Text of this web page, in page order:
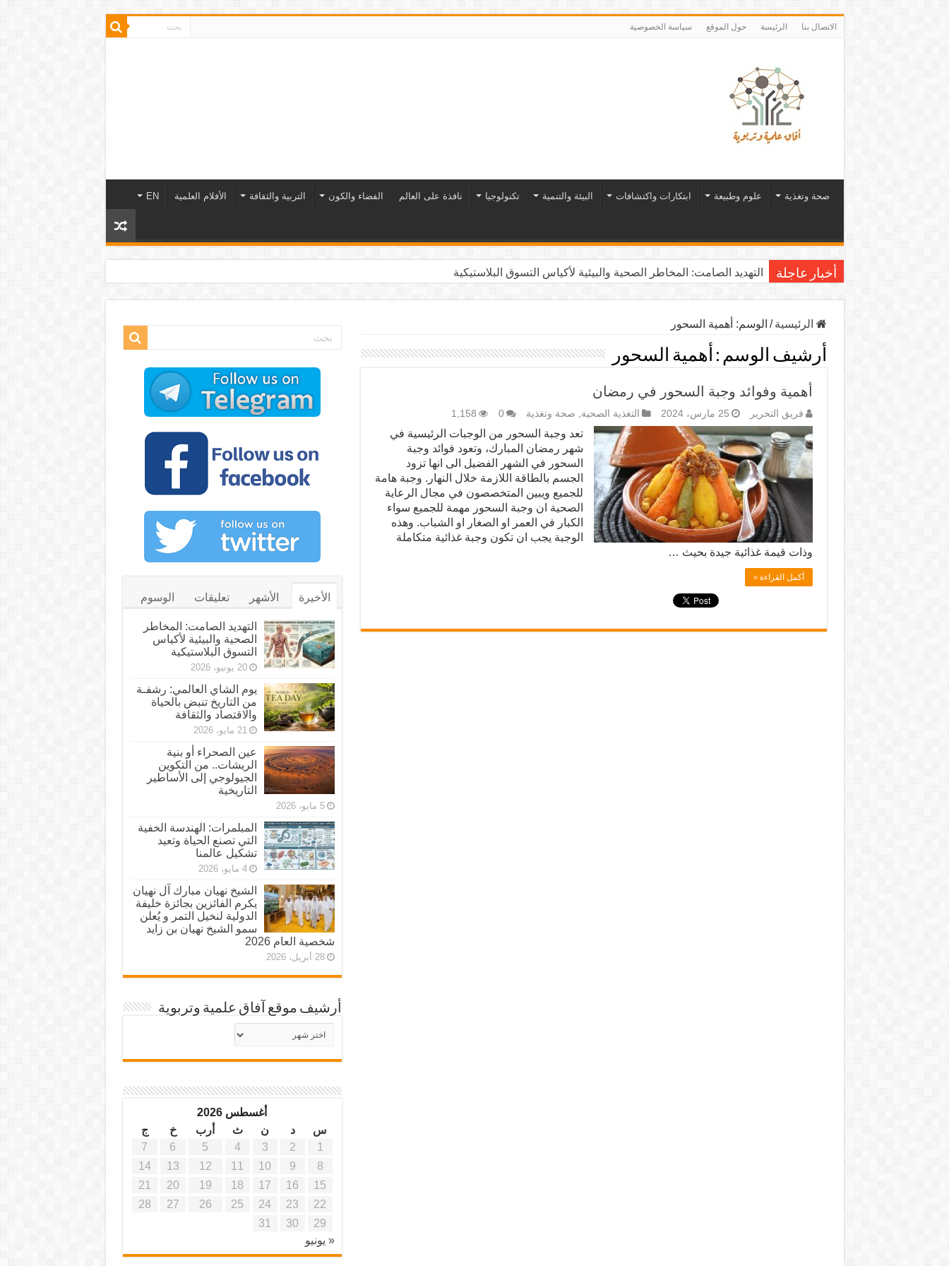
الاتصال بنا الرئيسة حول الموقع سياسة الخصوصية
صحة وتغذية علوم وطبيعة ابتكارات واكتشافات البيئة والتنمية تكنولوجيا نافذة على العالم الفضاء والكون التربية والثقافة الأفلام العلمية EN
أخبار عاجلة التهديد الصامت: المخاطر الصحية والبيئية لأكياس التسوق البلاستيكية
الرئيسية / الوسم: أهمية السحور
أرشيف الوسم : أهمية السحور
أهمية وفوائد وجبة السحور في رمضان
فريق التحرير 25 مارس، 2024 التغذية الصحية, صحة وتغذية 0
1,158
تعد وجبة السحور من الوجبات الرئيسية في
شهر رمضان المبارك، وتعود فوائد وجبة
السحور في الشهر الفضيل الى انها تزود
الجسم بالطاقة اللازمة خلال النهار. وجبة هامة
للجميع ويبين المتخصصون في مجال الرعاية
الصحية ان وجبة السحور مهمة للجميع سواء
الكبار في العمر او الصغار او الشباب. وهذه
الوجبة يجب ان تكون وجبة غذائية متكاملة
وذات قيمة غذائية جيدة بحيث …
أكمل القراءة »
الأخيرة الأشهر تعليقات الوسوم
التهديد الصامت: المخاطر
الصحية والبيئية لأكياس
التسوق البلاستيكية
20 يونيو، 2026
يوم الشاي العالمي: رشفـة
من التاريخ تنبض بالحياة
والاقتصاد والثقافة
21 مايو، 2026
عين الصحراء أو بنية
الريشات.. من التكوين
الجيولوجي إلى الأساطير
التاريخية
5 مايو، 2026
المبلمرات: الهندسة الخفية
التي تصنع الحياة وتعيد
تشكيل عالمنا
4 مايو، 2026
الشيخ نهيان مبارك آل نهيان
يكرم الفائزين بجائزة خليفة
الدولية لنخيل التمر و يُعلن
سمو الشيخ نهيان بن زايد
شخصية العام 2026
28 أبريل، 2026
أرشيف موقع آفاق علمية وتربوية
أرشيف
موقع
أغسطس 2026
س
د ن ث أرب خ
ج
1
2
3
4
5
6
7
8
9
10
11
12
13
14
15
16
17
18
19
20
21
22
23
24
25
26
27
28
29
30
31
« يونيو